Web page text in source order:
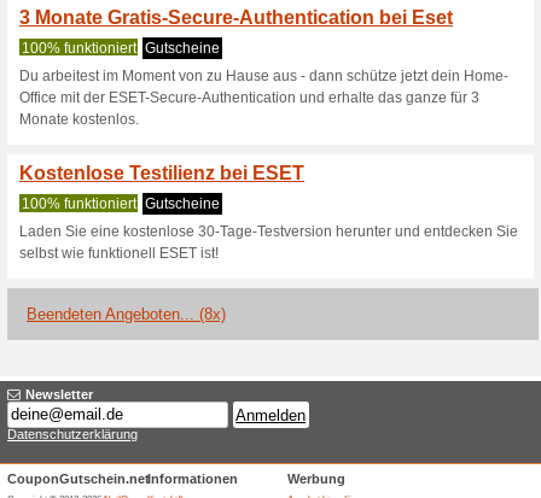
bereits
100% funktioniert
Schnell, leicht und
was dir auf deinem Mac
ESET Internetschütz
100% funktioniert